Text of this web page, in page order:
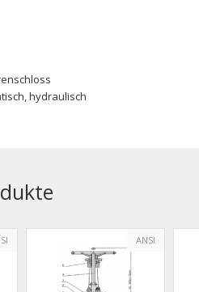
hydraulisch
ANSI